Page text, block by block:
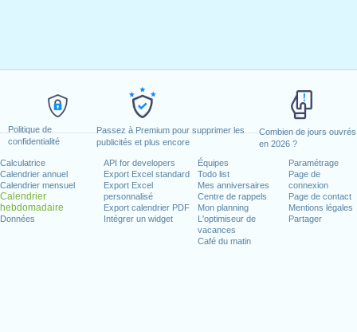
Politique de
confidentialité
Passez à Premium pour supprimer les
publicités et plus encore
Combien de jours ouvrés
en 2026 ?
Calculatrice
Calendrier annuel
Calendrier mensuel
Calendrier
hebdomadaire
Données
API for developers
Export Excel standard
Export Excel
personnalisé
Export calendrier PDF
Intégrer un widget
Équipes
Todo list
Mes anniversaires
Centre de rappels
Mon planning
L'optimiseur de
vacances
Café du matin
Paramétrage
Page de
connexion
Page de contact
Mentions légales
Partager